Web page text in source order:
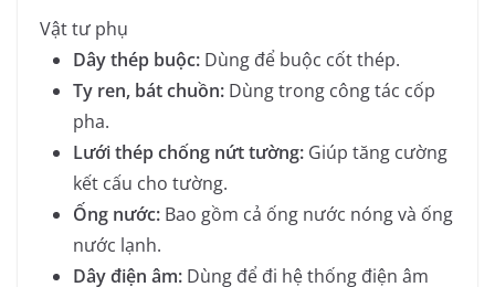
Vật tư phụ
Dây thép buộc: Dùng để buộc cốt thép.
Ty ren, bát chuồn: Dùng trong công tác cốp
pha.
Lưới thép chống nứt tường: Giúp tăng cường
kết cấu cho tường.
Ống nước: Bao gồm cả ống nước nóng và ống
nước lạnh.
Dây điện âm: Dùng để đi hệ thống điện âm